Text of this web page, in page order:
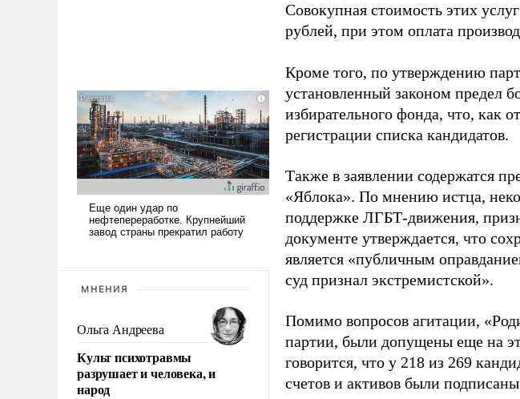
МНЕНИЯ
Ольга Андреева
Культ психотравмы
разрушает и человека, и
народ
Совокупная стоимость этих
рублей, при этом оплата
Кроме того, по утверждению
установленный законом предел
избирательного фонда, что, как
регистрации списка кандидатов.
Также в заявлении содержатся
«Яблока». По мнению истца,
поддержке ЛГБТ-движения,
документе утверждается, что
является «публичным
суд признал экстремистской».
Помимо вопросов агитации,
партии, были допущены еще на
говорится, что у 218 из 269
счетов и активов были